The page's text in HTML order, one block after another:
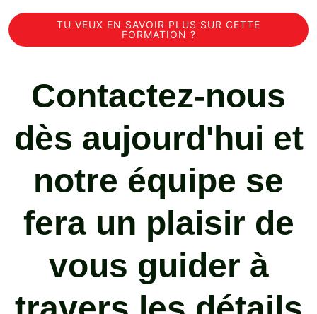
TU VEUX EN SAVOIR PLUS SUR CETTE
FORMATION ?
Contactez-nous
dès aujourd'hui et
notre équipe se
fera un plaisir de
vous guider à